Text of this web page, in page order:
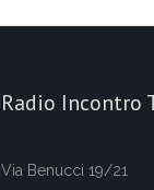
Radio Incontro
Via Benucci 19/21